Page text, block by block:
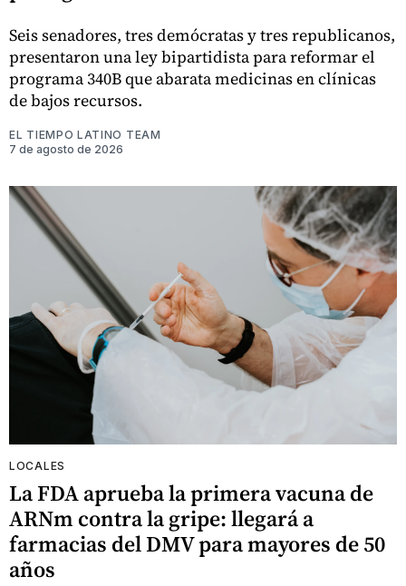
Seis senadores, tres demócratas y tres republicanos,
presentaron una ley bipartidista para reformar el
programa 340B que abarata medicinas en clínicas
de bajos recursos.
EL TIEMPO LATINO TEAM
7 de agosto de 2026
LOCALES
La FDA aprueba la primera vacuna de
ARNm contra la gripe: llegará a
farmacias del DMV para mayores de 50
años